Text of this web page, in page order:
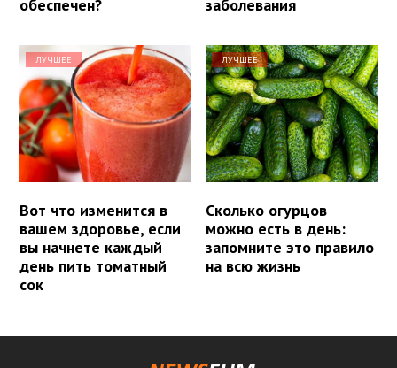
обеспечен?
заболевания
ЛУЧШЕЕ
Вот что изменится в
вашем здоровье, если
вы начнете каждый
день пить томатный
сок
ЛУЧШЕЕ
Сколько огурцов
можно есть в день:
запомните это правило
на всю жизнь